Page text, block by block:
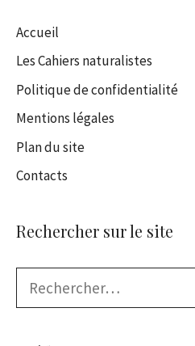
Accueil
Les Cahiers naturalistes
Politique de confidentialité
Mentions légales
Plan du site
Contacts
Rechercher sur le site